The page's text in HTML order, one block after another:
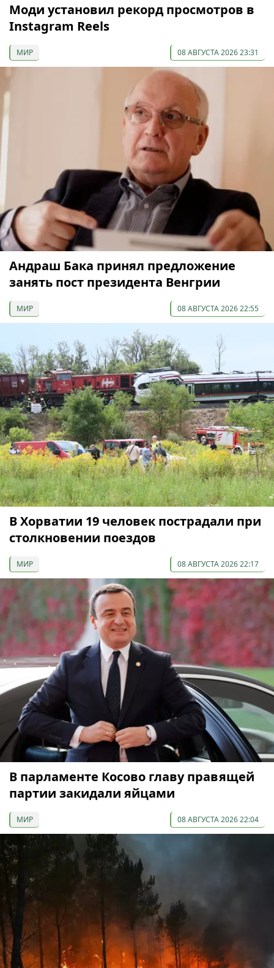
Моди установил рекорд просмотров в
Instagram Reels
МИР 08 АВГУСТА 2026 23:31
Андраш Бака принял предложение
занять пост президента Венгрии
МИР 08 АВГУСТА 2026 22:55
В Хорватии 19 человек пострадали при
столкновении поездов
МИР 08 АВГУСТА 2026 22:17
В парламенте Косово главу правящей
партии закидали яйцами
МИР 08 АВГУСТА 2026 22:04